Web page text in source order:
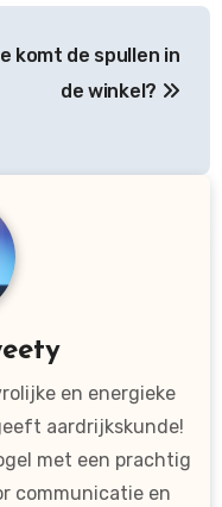
komt de spullen in
de winkel?
en energieke
aardrijkskunde!
met een prachtig
communicatie en